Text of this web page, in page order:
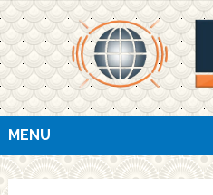
MENU